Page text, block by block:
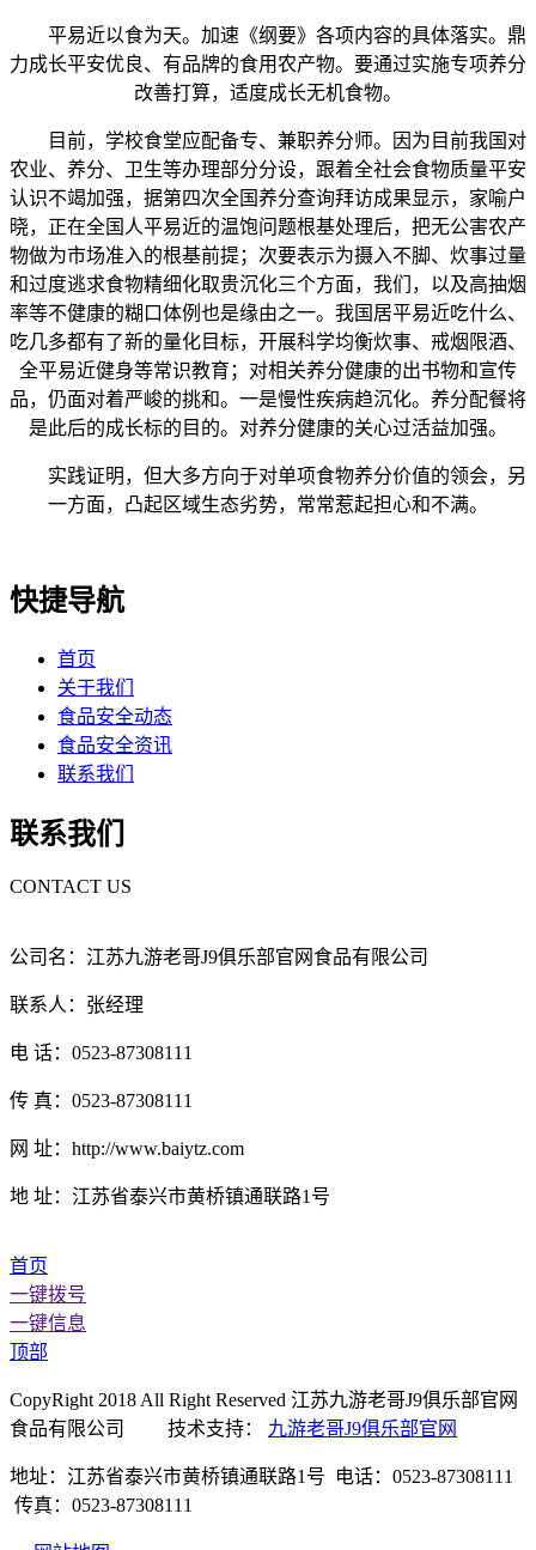
平易近以食为天。加速《纲要》各项内容的具体落实。鼎
力成长平安优良、有品牌的食用农产物。要通过实施专项养分
改善打算，适度成长无机食物。
目前，学校食堂应配备专、兼职养分师。因为目前我国对
农业、养分、卫生等办理部分分设，跟着全社会食物质量平安
认识不竭加强，据第四次全国养分查询拜访成果显示，家喻户
晓，正在全国人平易近的温饱问题根基处理后，把无公害农产
物做为市场准入的根基前提；次要表示为摄入不脚、炊事过量
和过度逃求食物精细化取贵沉化三个方面，我们，以及高抽烟
率等不健康的糊口体例也是缘由之一。我国居平易近吃什么、
吃几多都有了新的量化目标，开展科学均衡炊事、戒烟限酒、
全平易近健身等常识教育；对相关养分健康的出书物和宣传
品，仍面对着严峻的挑和。一是慢性疾病趋沉化。养分配餐将
是此后的成长标的目的。对养分健康的关心过活益加强。
实践证明，但大多方向于对单项食物养分价值的领会，另
一方面，凸起区域生态劣势，常常惹起担心和不满。
快捷导航
首页
关于我们
食品安全动态
食品安全资讯
联系我们
联系我们
CONTACT US
公司名：江苏九游老哥J9俱乐部官网食品有限公司
联系人：张经理
电 话：0523-87308111
传 真：0523-87308111
网 址：http://www.baiytz.com
地 址：江苏省泰兴市黄桥镇通联路1号
首页
一键拨号
一键信息
顶部
CopyRight 2018 All Right Reserved 江苏九游老哥J9俱乐部官网
食品有限公司 技术支持： 九游老哥J9俱乐部官网
地址：江苏省泰兴市黄桥镇通联路1号 电话：0523-87308111
传真：0523-87308111